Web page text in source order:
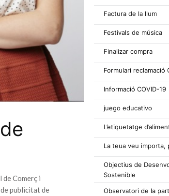
de Comerç i
publicitat de
Factura de la llum
Festivals de música
Finalizar compra
Formulari reclamació
Informació COVID-19
juego educativo
L’etiquetatge
La teua veu importa,
Objectius de
Sostenible
Observatori de la